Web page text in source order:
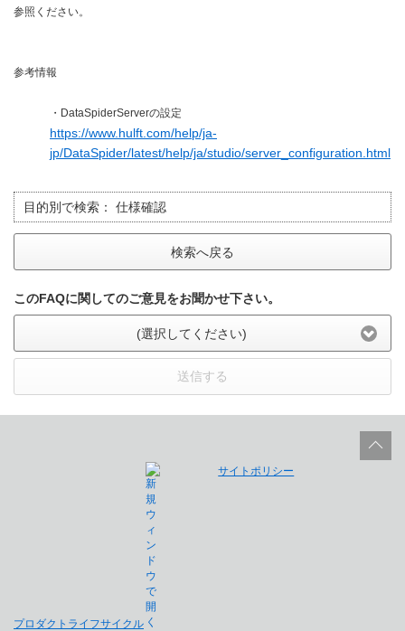
参照ください。
参考情報
・DataSpiderServerの設定
https://www.hulft.com/help/ja-
jp/DataSpider/latest/help/ja/studio/server_configuration.html
目的別で検索： 仕様確認
検索へ戻る
このFAQに関してのご意見をお聞かせ下さい。
(選択してください)
送信する
プロダクトライフサイクル
サイトポリシー